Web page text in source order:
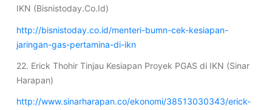
IKN (Bisnistoday.Co.Id)
http://bisnistoday.co.id/menteri-bumn-cek-kesiapan-
jaringan-gas-pertamina-di-ikn
22. Erick Thohir Tinjau Kesiapan Proyek PGAS di IKN (Sinar
Harapan)
http://www.sinarharapan.co/ekonomi/38513030343/erick-